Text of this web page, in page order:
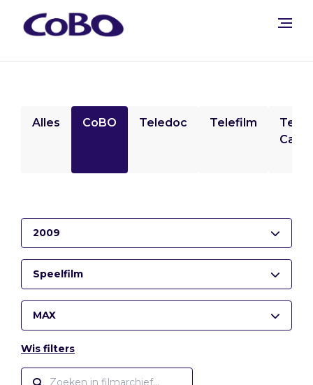
Alles CoBO Teledoc Telefilm
2009
Speelfilm
MAX
Wis filters